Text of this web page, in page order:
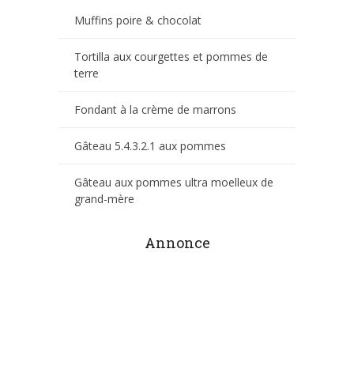
Muffins poire & chocolat
Tortilla aux courgettes et pommes de
terre
Fondant à la crème de marrons
Gâteau 5.4.3.2.1 aux pommes
Gâteau aux pommes ultra moelleux de
grand-mère
Annonce